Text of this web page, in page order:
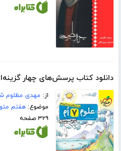
دانلود کتاب پرسش‌های چهار
از: مهدی مظلوم
موضوع:هفتم
۳۲۹ صفحه